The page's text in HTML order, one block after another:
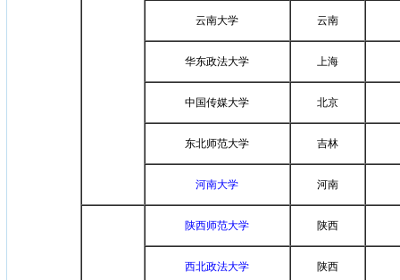
云南大学 云南
华东政法大学 上海
中国传媒大学 北京
东北师范大学 吉林
河南大学 河南
陕西师范大学 陕西
西北政法大学 陕西